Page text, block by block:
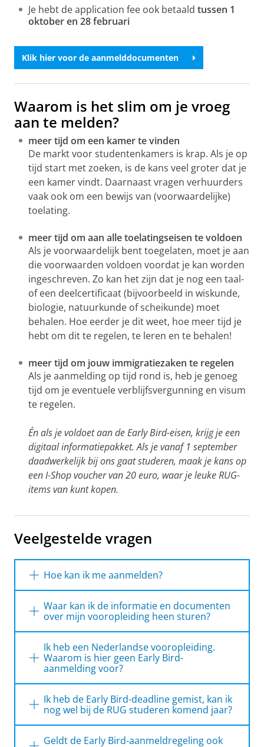
Je hebt de application fee ook betaald tussen 1
oktober en 28 februari
Klik hier voor de aanmelddocumenten
Waarom is het slim om je vroeg
aan te melden?
meer tijd om een kamer te vinden
De markt voor studentenkamers is krap. Als je op
tijd start met zoeken, is de kans veel groter dat je
een kamer vindt. Daarnaast vragen verhuurders
vaak ook om een bewijs van (voorwaardelijke)
toelating.
meer tijd om aan alle toelatingseisen te voldoen
Als je voorwaardelijk bent toegelaten, moet je aan
die voorwaarden voldoen voordat je kan worden
ingeschreven. Zo kan het zijn dat je nog een taal-
of een deelcertificaat (bijvoorbeeld in wiskunde,
biologie, natuurkunde of scheikunde) moet
behalen. Hoe eerder je dit weet, hoe meer tijd je
hebt om dit te regelen, te leren en te behalen!
meer tijd om jouw immigratiezaken te regelen
Als je aanmelding op tijd rond is, heb je genoeg
tijd om je eventuele verblijfsvergunning en visum
te regelen.
Én als je voldoet aan de Early Bird-eisen, krijg je een
digitaal informatiepakket. Als je vanaf 1 september
daadwerkelijk bij ons gaat studeren, maak je kans op
een I-Shop voucher van 20 euro, waar je leuke RUG-
items van kunt kopen.
Veelgestelde vragen
Hoe kan ik me aanmelden?
website kun jemeer informatie over het
aanmelden
Waar kan ik de informatie en documenten
over mijn vooropleiding heen sturen?
je een e-mail met je studentnummer en
instructies voor het voltooien van je
aanmelding in de Progress Portal. Meer
weten?Kijk dan op onze website.
Ik heb een Nederlandse vooropleiding.
Waarom is hier geen Early Bird-
aanmelding voor?
vooropleidingen krijgen we meestal
automatisch via DUO door. We weten daarom
meestal vrij snel of je met jouw vooropleiding
Ik heb de Early Bird-deadline gemist, kan ik
nog wel bij de RUG studeren komend jaar?
Geldt de Early Bird-aanmeldregeling ook